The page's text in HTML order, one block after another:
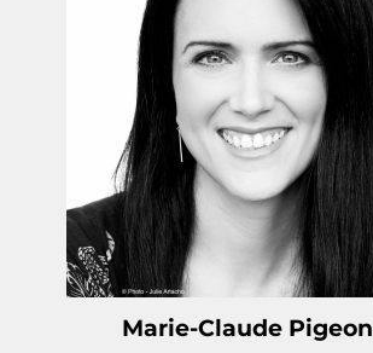
Marie-Claude Pigeon